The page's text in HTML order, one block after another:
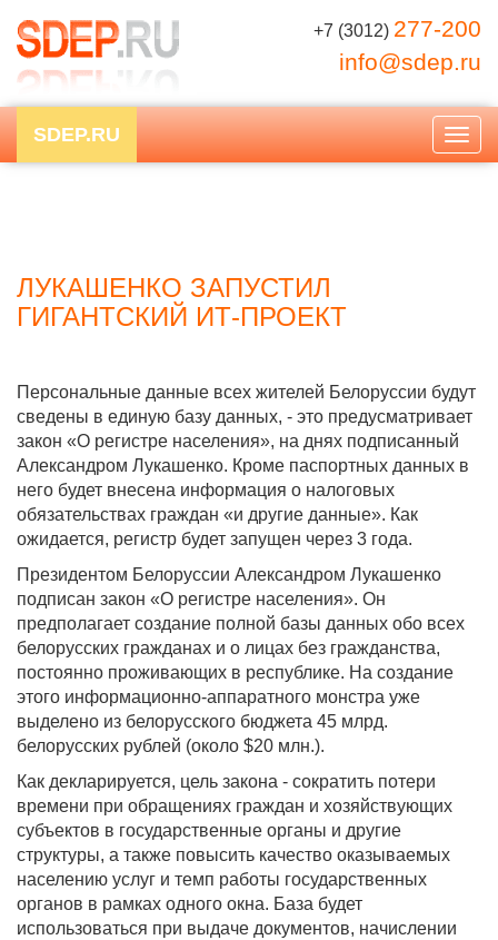
+7 (3012) 277-200
info@sdep.ru
SDEP.RU
ЛУКАШЕНКО ЗАПУСТИЛ
ГИГАНТСКИЙ ИТ-ПРОЕКТ
Персональные данные всех жителей Белоруссии будут
сведены в единую базу данных, - это предусматривает
закон «О регистре населения», на днях подписанный
Александром Лукашенко. Кроме паспортных данных в
него будет внесена информация о налоговых
обязательствах граждан «и другие данные». Как
ожидается, регистр будет запущен через 3 года.
Президентом Белоруссии Александром Лукашенко
подписан закон «О регистре населения». Он
предполагает создание полной базы данных обо всех
белорусских гражданах и о лицах без гражданства,
постоянно проживающих в республике. На создание
этого информационно-аппаратного монстра уже
выделено из белорусского бюджета 45 млрд.
белорусских рублей (около $20 млн.).
Как декларируется, цель закона - сократить потери
времени при обращениях граждан и хозяйствующих
субъектов в государственные органы и другие
структуры, а также повысить качество оказываемых
населению услуг и темп работы государственных
органов в рамках одного окна. База будет
использоваться при выдаче документов, начислении